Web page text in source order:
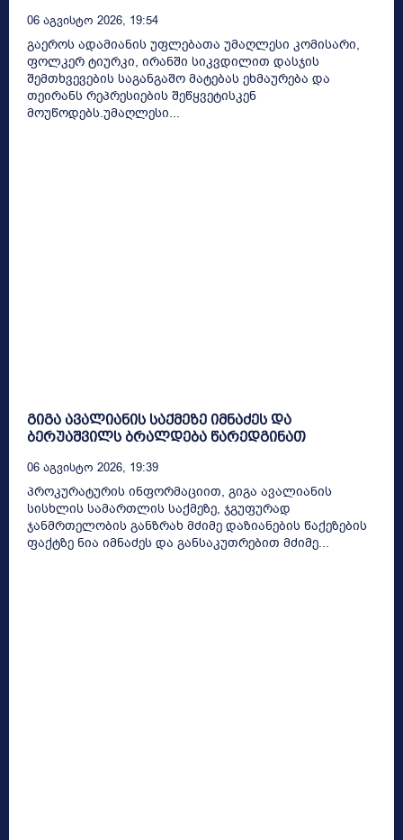
06 Აგვისტო 2026, 19:54
გაეროს ადამიანის უფლებათა უმაღლესი კომისარი,
ფოლკერ ტიურკი, ირანში სიკვდილით დასჯის
შემთხვევების საგანგაშო მატებას ეხმაურება და
თეირანს რეპრესიების შეწყვეტისკენ
მოუწოდებს.უმაღლესი...
გიგა ავალიანის საქმეზე იმნაძეს და
ბერუაშვილს ბრალდება წარედგინათ
06 Აგვისტო 2026, 19:39
პროკურატურის ინფორმაციით, გიგა ავალიანის
სისხლის სამართლის საქმეზე, ჯგუფურად
ჯანმრთელობის განზრახ მძიმე დაზიანების წაქეზების
ფაქტზე ნია იმნაძეს და განსაკუთრებით მძიმე...